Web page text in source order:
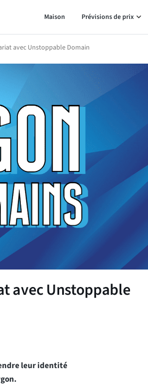
Maison Prévisions de prix
avec Unstoppable Domain
avec Unstoppable
leur identité